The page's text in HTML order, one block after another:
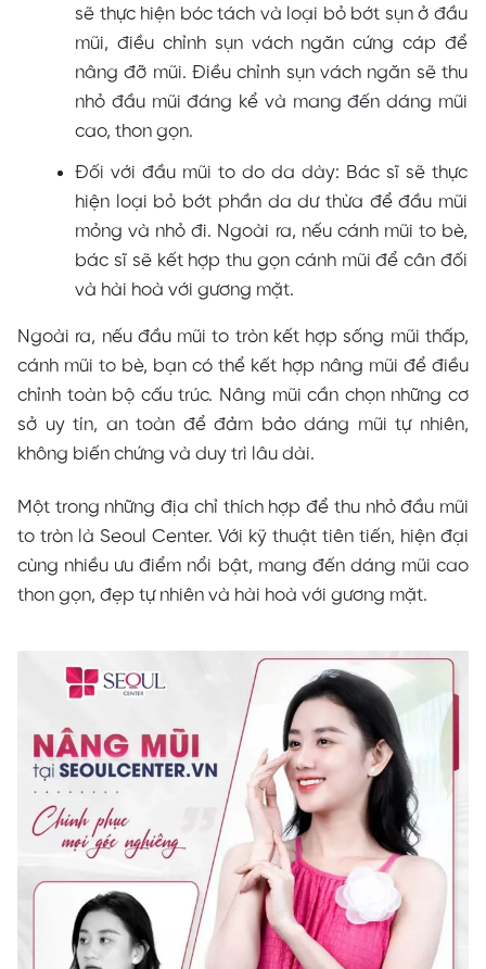
sẽ thực hiện bóc tách và loại bỏ bớt sụn ở đầu
mũi, điều chỉnh sụn vách ngăn cứng cáp để
nâng đỡ mũi. Điều chỉnh sụn vách ngăn sẽ thu
nhỏ đầu mũi đáng kể và mang đến dáng mũi
cao, thon gọn.
Đối với đầu mũi to do da dày: Bác sĩ sẽ thực
hiện loại bỏ bớt phần da dư thừa để đầu mũi
mỏng và nhỏ đi. Ngoài ra, nếu cánh mũi to bè,
bác sĩ sẽ kết hợp thu gọn cánh mũi để cân đối
và hài hoà với gương mặt.
Ngoài ra, nếu đầu mũi to tròn kết hợp sống mũi thấp,
cánh mũi to bè, bạn có thể kết hợp nâng mũi để điều
chỉnh toàn bộ cấu trúc. Nâng mũi cần chọn những cơ
sở uy tín, an toàn để đảm bảo dáng mũi tự nhiên,
không biến chứng và duy trì lâu dài.
Một trong những địa chỉ thích hợp để thu nhỏ đầu mũi
to tròn là Seoul Center. Với kỹ thuật tiên tiến, hiện đại
cùng nhiều ưu điểm nổi bật, mang đến dáng mũi cao
thon gọn, đẹp tự nhiên và hài hoà với gương mặt.